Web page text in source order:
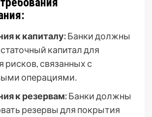
к капиталу:Банки должны
капитал для
рисков, связанных с
операциями․
к резервам:Банки должны
резервы для покрытия